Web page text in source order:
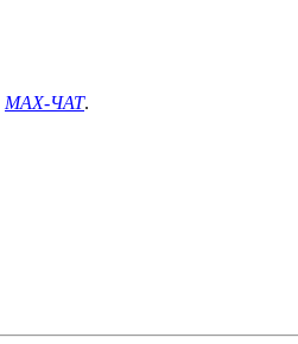
MAX-ЧАТ.